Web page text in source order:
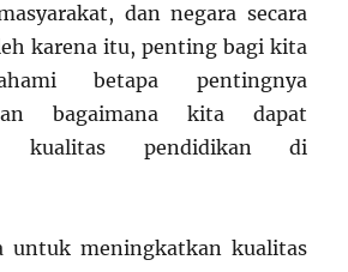
dan negara secara
karena itu, penting bagi kita
betapa pentingnya
bagaimana kita dapat
kualitas pendidikan di
untuk meningkatkan kualitas